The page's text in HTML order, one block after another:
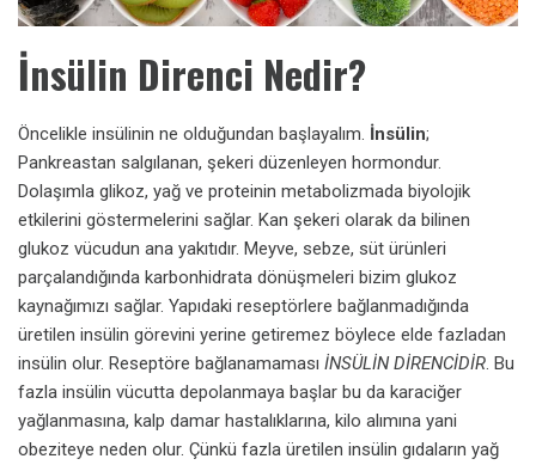
İnsülin Direnci Nedir?
Öncelikle insülinin ne olduğundan başlayalım. İnsülin;
Pankreastan salgılanan, şekeri düzenleyen hormondur.
Dolaşımla glikoz, yağ ve proteinin metabolizmada biyolojik
etkilerini göstermelerini sağlar. Kan şekeri olarak da bilinen
glukoz vücudun ana yakıtıdır. Meyve, sebze, süt ürünleri
parçalandığında karbonhidrata dönüşmeleri bizim glukoz
kaynağımızı sağlar. Yapıdaki reseptörlere bağlanmadığında
üretilen insülin görevini yerine getiremez böylece elde fazladan
insülin olur. Reseptöre bağlanamaması İNSÜLİN DİRENCİDİR. Bu
fazla insülin vücutta depolanmaya başlar bu da karaciğer
yağlanmasına, kalp damar hastalıklarına, kilo alımına yani
obeziteye neden olur. Çünkü fazla üretilen insülin gıdaların yağ